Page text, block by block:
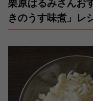
栗原はるみさん
きのうす味煮」レ